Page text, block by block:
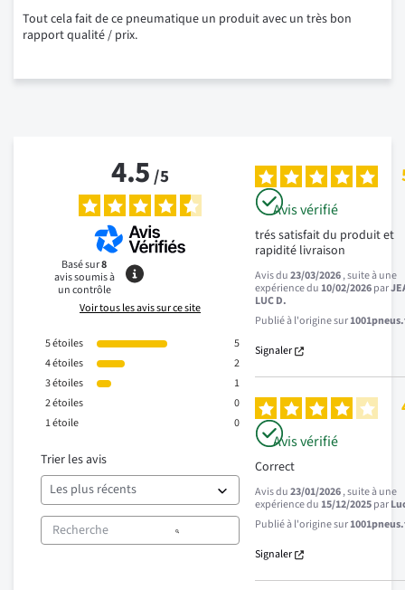
Tout cela fait de ce pneumatique un produit avec un très bon
rapport qualité / prix.
4.5/5
Basé sur8
avis soumis à
un contrôle
Voir tous les avis sur ce site
5étoiles
5
4étoiles
2
3étoiles
1
2étoiles
0
1étoile 0
Trier les avis
Avis vérifié
trés satisfait du produit et
rapidité livraison
Avis du23/03/2026, suite à une
expérience du10/02/2026par
LUC D.
Publié à l'origine sur
Signaler
Avis vérifié
Correct
Avis du23/01/2026, suite à une
expérience du15/12/2025par
Publié à l'origine sur
Signaler